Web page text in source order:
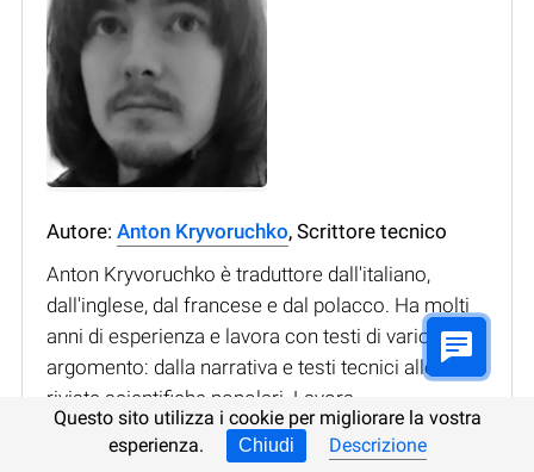
Autore: Anton Kryvoruchko, Scrittore tecnico
Anton Kryvoruchko è traduttore dall'italiano,
dall'inglese, dal francese e dal polacco. Ha molti
anni di esperienza e lavora con testi di vario
argomento: dalla narrativa e testi tecnici alle
riviste scientifiche popolari. Lavora
costantemente per migliorare le sue conoscenze
e competenze, perciò nel tempo libero impara
Questo sito utilizza i cookie per migliorare la vostra
esperienza.
Chiudi Descrizione